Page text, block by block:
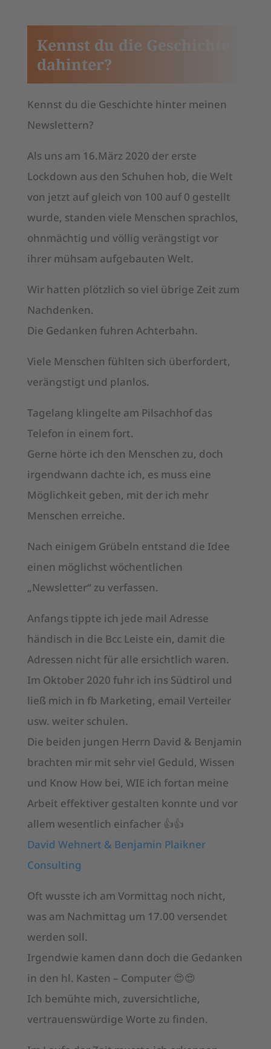
Kennst du die Geschichte
dahinter?
Kennst du die Geschichte hinter meinen
Newslettern?
Als uns am 16.März 2020 der erste
Lockdown aus den Schuhen hob, die Welt
von jetzt auf gleich von 100 auf 0 gestellt
wurde, standen viele Menschen sprachlos,
ohnmächtig und völlig verängstigt vor
ihrer mühsam aufgebauten Welt.
Wir hatten plötzlich so viel übrige Zeit zum
Nachdenken.
Die Gedanken fuhren Achterbahn.
Viele Menschen fühlten sich überfordert,
verängstigt und planlos.
Tagelang klingelte am Pilsachhof das
Telefon in einem fort.
Gerne hörte ich den Menschen zu, doch
irgendwann dachte ich, es muss eine
Möglichkeit geben, mit der ich mehr
Menschen erreiche.
Nach einigem Grübeln entstand die Idee
einen möglichst wöchentlichen
„Newsletter“ zu verfassen.
Anfangs tippte ich jede mail Adresse
händisch in die Bcc Leiste ein, damit die
Adressen nicht für alle ersichtlich waren.
Im Oktober 2020 fuhr ich ins Südtirol und
ließ mich in fb Marketing, email Verteiler
usw. weiter schulen.
Die beiden jungen Herrn David & Benjamin
brachten mir mit sehr viel Geduld, Wissen
und Know How bei, WIE ich fortan meine
Arbeit effektiver gestalten konnte und vor
allem wesentlich einfacher 👍👍
David Wehnert & Benjamin Plaikner
Consulting
Oft wusste ich am Vormittag noch nicht,
was am Nachmittag um 17.00 versendet
werden soll.
Irgendwie kamen dann doch die Gedanken
in den hl. Kasten – Computer 😍😍
Ich bemühte mich, zuversichtliche,
vertrauenswürdige Worte zu finden.